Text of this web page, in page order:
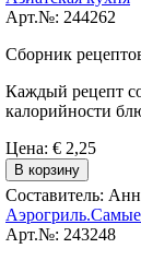
Арт.№: 244262
Сборник
Каждый рецепт
калорийности
Цена: € 2,25
Составитель:
Арт.№: 243248